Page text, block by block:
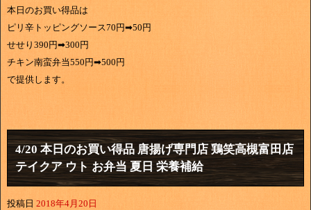
本日のお買い得品は
ピリ辛トッピングソース70円➡50円
せせり390円➡300円
チキン南蛮弁当550円➡500円
で提供します。
4/20 本日のお買い得品 唐揚げ専門店 鶏笑高槻富田店
テイクア ウト お弁当 夏日 栄養補給
投稿日 2018年4月20日